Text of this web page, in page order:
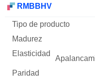
RMBBHV